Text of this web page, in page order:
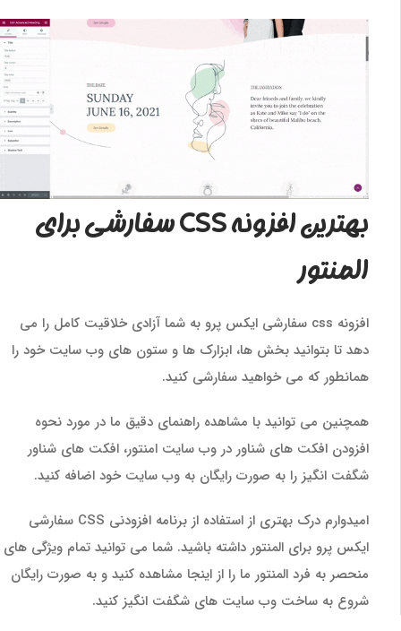
بهترین افزونه CSS سفارشی برای
المنتور
افزونه css سفارشی ایکس پرو به شما آزادی خلاقیت کامل را می
دهد تا بتوانید بخش ها، ابزارک ها و ستون های وب سایت خود را
همانطور که می خواهید سفارشی کنید.
همچنین می توانید با مشاهده راهنمای دقیق ما در مورد نحوه
افزودن افکت های شناور در وب سایت امنتور، افکت های شناور
شگفت انگیز را به صورت رایگان به وب سایت خود اضافه کنید.
امیدوارم درک بهتری از استفاده از برنامه افزودنی CSS سفارشی
ایکس پرو برای المنتور داشته باشید. شما می توانید تمام ویژگی های
منحصر به فرد المنتور ما را از اینجا مشاهده کنید و به صورت رایگان
شروع به ساخت وب سایت های شگفت انگیز کنید.